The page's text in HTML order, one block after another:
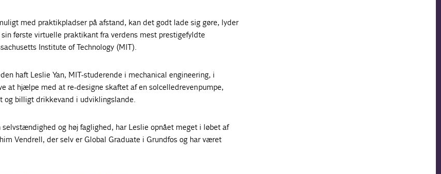
med praktikpladser på afstand, kan det godt lade sig gøre, lyder
første virtuelle praktikant fra verdens mest prestigefyldte
Institute of Technology (MIT).
haft Leslie Yan, MIT-studerende i mechanical engineering, i
at hjælpe med at re-designe skaftet af en solcelledreven pumpe,
og billigt drikkevand i udviklingslande.
og høj faglighed, har Leslie opnået meget i løbet af
Vendrell, der selv er Global Graduate i Grundfos og har været